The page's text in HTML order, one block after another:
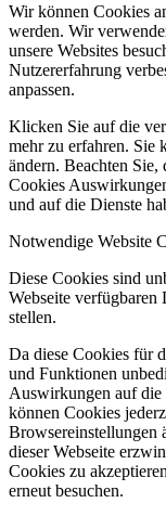
Wir können Cookies
werden. Wir
unsere Websites
Nutzererfahrung
anpassen.
Klicken Sie auf die
mehr zu erfahren. Sie
ändern. Beachten
Cookies
und auf die Dienste
Notwendige Website
Diese Cookies sind
Webseite
stellen.
Da diese Cookies für
und Funktionen
Auswirkungen auf die
können Cookies
Browsereinstellungen
dieser Webseite
Cookies zu
erneut besuchen.